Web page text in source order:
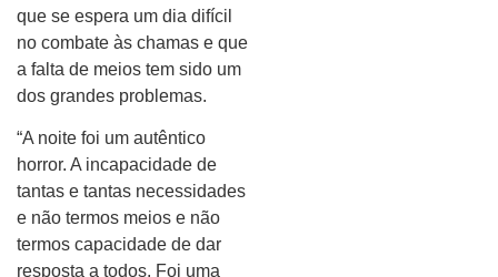
que se espera um dia difícil
no combate às chamas e que
a falta de meios tem sido um
dos grandes problemas.
“A noite foi um autêntico
horror. A incapacidade de
tantas e tantas necessidades
e não termos meios e não
termos capacidade de dar
resposta a todos. Foi uma